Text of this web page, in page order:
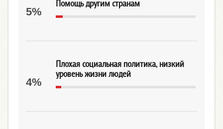
Помощь другим странам
5%
Плохая социальная политика, низкий
уровень жизни людей
4%